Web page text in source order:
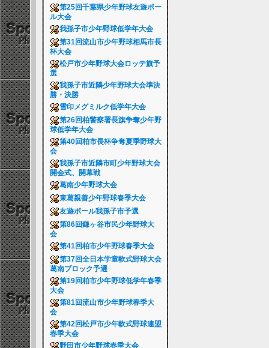
第25回千葉県少年野球友遊ボー
ル大会
我孫子市少年野球低学年大会
第31回流山市少年野球相馬市長
杯大会
松戸市少年野球大会ロッテ旗予
選
我孫子市近隣少年野球大会準決
勝・決勝
雪印メグミルク低学年大会
第26回柏警察署長旗争奪少年野
球低学年大会
第40回柏市長杯争奪夏季野球大
会
我孫子市近隣市町少年野球大会
開会式、開幕戦
葛南少年野球大会
東葛親善少年野球春季大会
友遊ボール我孫子市予選
第86回鎌ヶ谷市民少年野球大
会
第41回柏市少年野球春季大会
第37回全日本学童軟式野球大会
葛南ブロック予選
第19回柏市少年野球低学年春季
大会
第81回流山市少年野球春季大
会
第42回松戸市少年軟式野球連盟
春季大会
野田市少年野球春季大会